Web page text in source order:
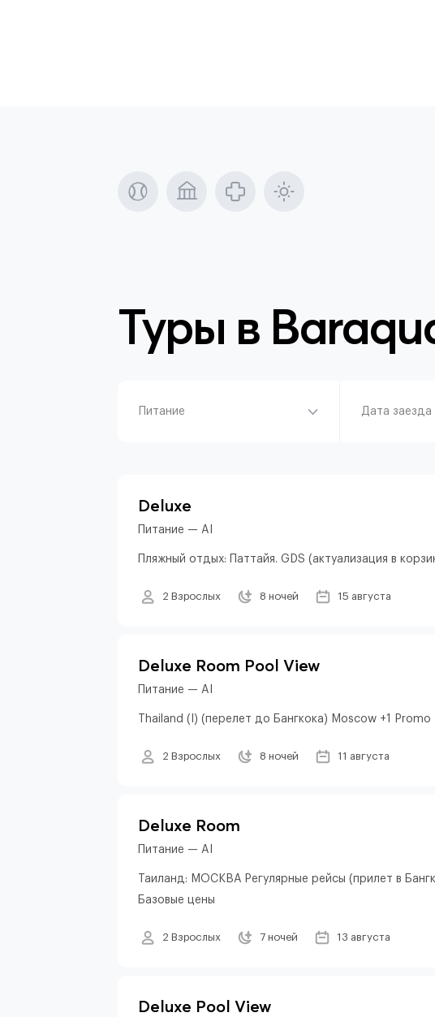
Туры в
Питание Дата
Deluxe
Питание — AI
Пляжный отдых: Паттайя. GDS (актуализация в
2 Взрослых 8 ночей 15 августа
Deluxe Room Pool View
Питание — AI
Thailand (I) (перелет до Бангкока) Moscow +1 Promo
2 Взрослых 8 ночей 11 августа
Deluxe Room
Питание — AI
Таиланд: МОСКВА Регулярные рейсы (прилет в
Базовые цены
2 Взрослых 7 ночей 13 августа
Deluxe Pool View